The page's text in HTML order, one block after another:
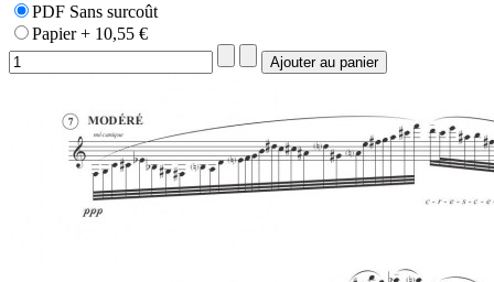
PDF Sans surcoût
Papier + 10,55 €